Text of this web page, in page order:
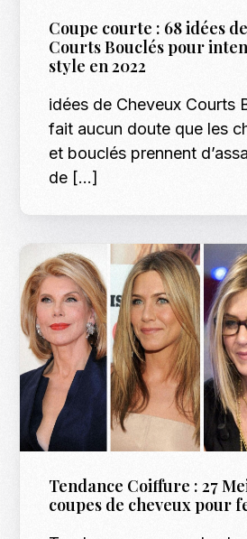
Coupe courte : 68 idées
Courts Bouclés pour
style en 2022
idées de Cheveux Courts
fait aucun doute que les
et bouclés prennent
de […]
Tendance Coiffure : 27
coupes de cheveux pour